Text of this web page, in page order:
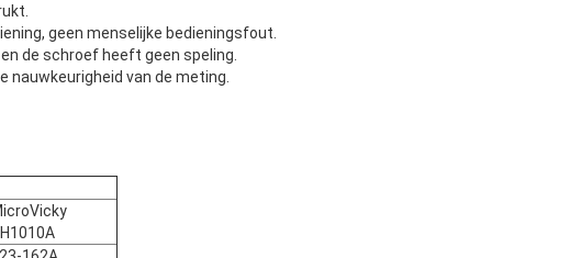
geen menselijke bedieningsfout.
de schroef heeft geen speling.
nauwkeurigheid van de meting.